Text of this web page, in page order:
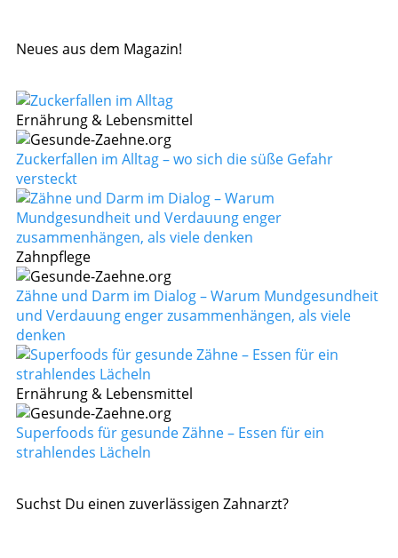
Neues aus dem Magazin!
Ernährung & Lebensmittel
Zuckerfallen im Alltag – wo sich die süße Gefahr
versteckt
Zahnpflege
Zähne und Darm im Dialog – Warum Mundgesundheit
und Verdauung enger zusammenhängen, als viele
denken
Ernährung & Lebensmittel
Superfoods für gesunde Zähne – Essen für ein
strahlendes Lächeln
Suchst Du einen zuverlässigen Zahnarzt?